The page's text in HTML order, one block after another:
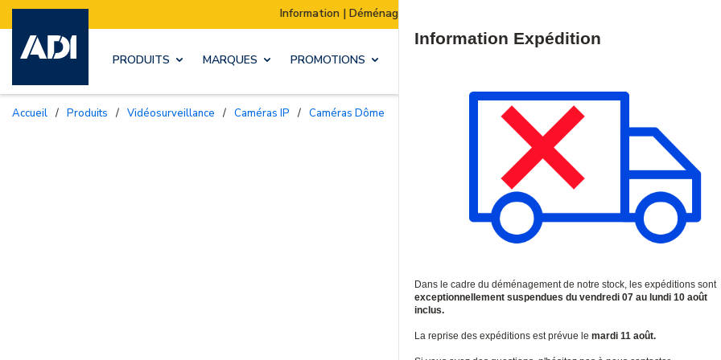
Information | Déménagement de notre stock : Les expéditions seront suspendues du 07 au 10 août inclus.
PRODUITS MARQUES PROMOTIONS
Accueil / Produits / Vidéosurveillance / Caméras IP / Caméras Dôme